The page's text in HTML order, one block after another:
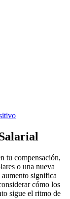
tu compensación,
o una nueva
significa
cómo los
sigue el ritmo de